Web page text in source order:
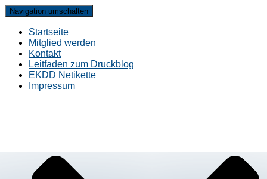
Navigation umschalten
Startseite
Mitglied werden
Kontakt
Leitfaden zum Druckblog
EKDD Netikette
Impressum